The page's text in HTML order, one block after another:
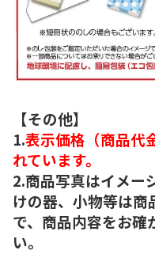
【その他】
1.表示価格（商品代
れています。
2.商品写真はイメー
けの器、小物等は商
で、商品内容をお確
い。